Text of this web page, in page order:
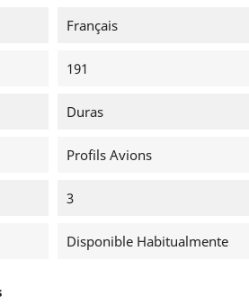
Français
191
Duras
Profils Avions
3
Disponible Habitualmente